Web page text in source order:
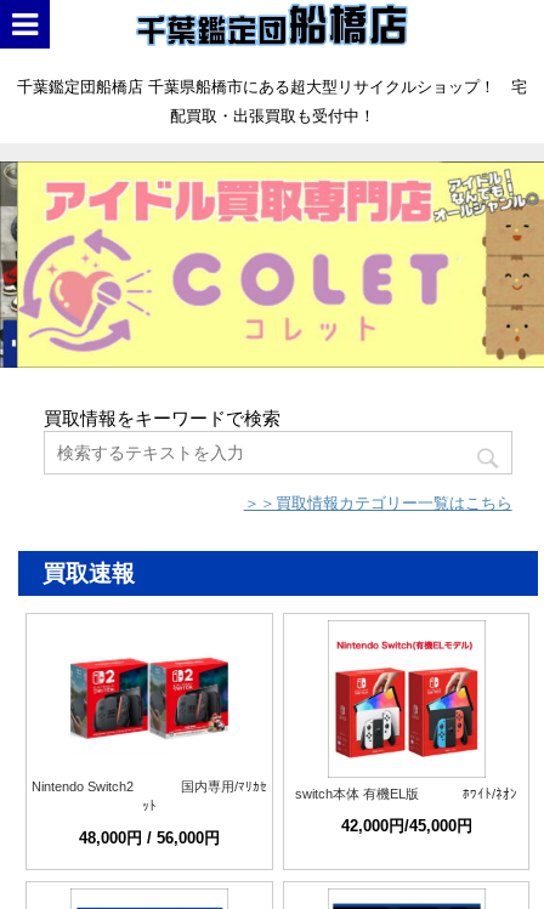
千葉鑑定団船橋店 千葉県船橋市にある超大型リサイクルショップ！ 宅
配買取・出張買取も受付中！
買取情報をキーワードで検索
＞＞買取情報カテゴリー一覧はこちら
買取速報
Nintendo Switch2 国内専用/ﾏﾘｶｾ
ｯﾄ
48,000円 / 56,000円
switch本体 有機EL版 ﾎﾜｲﾄ/ﾈｵﾝ
42,000円/45,000円